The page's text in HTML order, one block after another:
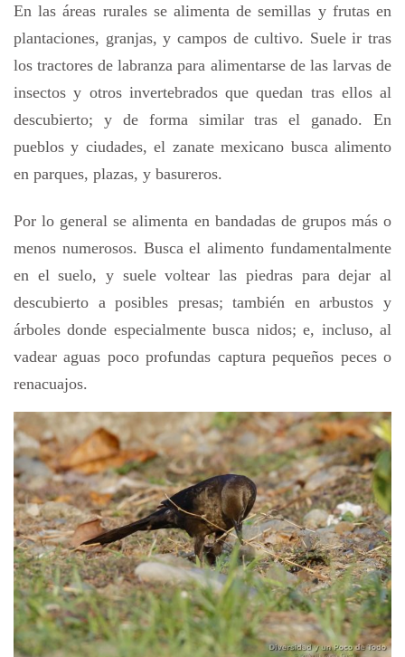
En las áreas rurales se alimenta de semillas y frutas en
plantaciones, granjas, y campos de cultivo. Suele ir tras
los tractores de labranza para alimentarse de las larvas de
insectos y otros invertebrados que quedan tras ellos al
descubierto; y de forma similar tras el ganado. En
pueblos y ciudades, el zanate mexicano busca alimento
en parques, plazas, y basureros.
Por lo general se alimenta en bandadas de grupos más o
menos numerosos. Busca el alimento fundamentalmente
en el suelo, y suele voltear las piedras para dejar al
descubierto a posibles presas; también en arbustos y
árboles donde especialmente busca nidos; e, incluso, al
vadear aguas poco profundas captura pequeños peces o
renacuajos.